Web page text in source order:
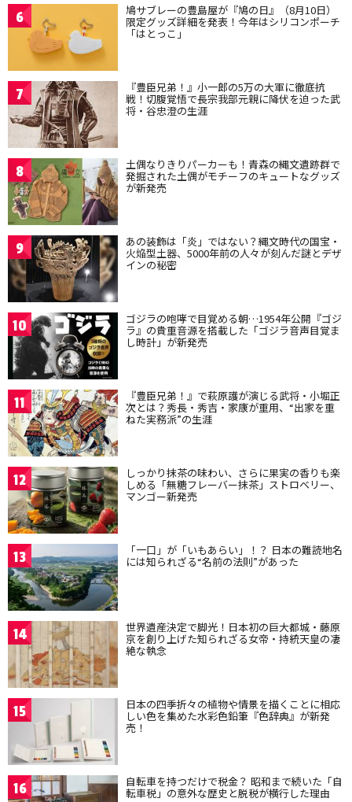
6 鳩サブレーの豊島屋が『鳩の日』（8月10日）
限定グッズ詳細を発表！今年はシリコンポーチ
「はとっこ」
7 『豊臣兄弟！』小一郎の5万の大軍に徹底抗
戦！切腹覚悟で長宗我部元親に降伏を迫った武
将・谷忠澄の生涯
8 土偶なりきりパーカーも！青森の縄文遺跡群で
発掘された土偶がモチーフのキュートなグッズ
が新発売
9 あの装飾は「炎」ではない？縄文時代の国宝・
火焔型土器、5000年前の人々が刻んだ謎とデザ
インの秘密
10 ゴジラの咆哮で目覚める朝…1954年公開『ゴジ
ラ』の貴重音源を搭載した「ゴジラ音声目覚ま
し時計」が新発売
11 『豊臣兄弟！』で萩原護が演じる武将・小堀正
次とは？秀長・秀吉・家康が重用、“出家を重
ねた実務派”の生涯
12 しっかり抹茶の味わい、さらに果実の香りも楽
しめる「無糖フレーバー抹茶」ストロベリー、
マンゴー新発売
13 「一口」が「いもあらい」！？ 日本の難読地名
には知られざる“名前の法則”があった
14 世界遺産決定で脚光！日本初の巨大都城・藤原
京を創り上げた知られざる女帝・持統天皇の凄
絶な執念
15 日本の四季折々の植物や情景を描くことに相応
しい色を集めた水彩色鉛筆『色辞典』が新発
売！
16 自転車を持つだけで税金？ 昭和まで続いた「自
転車税」の意外な歴史と脱税が横行した理由